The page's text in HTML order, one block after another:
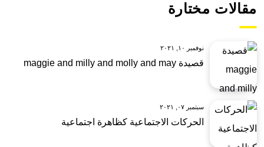
مقالات مختارة
نوفمبر ١٠, ٢٠٢١
قصيدة maggie and milly and molly and may
سبتمبر ٠٧, ٢٠٢١
الحركات الاجتماعية كظاهرة اجتماعية